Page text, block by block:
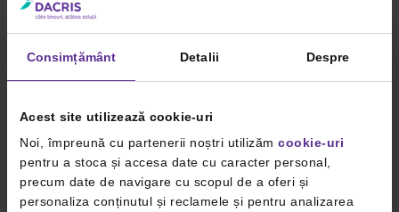
Consimțământ Detalii Despre
Acest site utilizează cookie-uri
Noi, împreună cu partenerii noștri utilizăm cookie-uri
pentru a stoca și accesa date cu caracter personal,
precum date de navigare cu scopul de a oferi și
personaliza conținutul și reclamele și pentru analizarea